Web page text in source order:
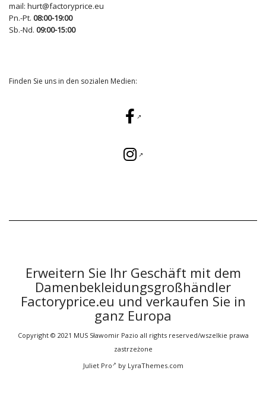
mail: hurt@factoryprice.eu
Pn.-Pt. 08:00-19:00
Sb.-Nd. 09:00-15:00
Finden Sie uns in den sozialen Medien:
Erweitern Sie Ihr Geschäft mit dem
Damenbekleidungsgroßhändler
Factoryprice.eu und verkaufen Sie in
ganz Europa
Copyright © 2021 MUS Sławomir Pazio all rights reserved/wszelkie prawa
zastrzeżone
Juliet Pro
by LyraThemes.com